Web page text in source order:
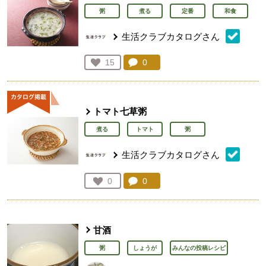
粥 煮る 定番 和食
生活クラブカタログさん
お気に入り登録：
15
人が登録
コメント：
0
トマト七草粥
煮る トマト 粥
生活クラブカタログさん
お気に入り登録：
0
人が登録
コメント：
0
甘酒
粥 しょうが みんなの投稿レシピ